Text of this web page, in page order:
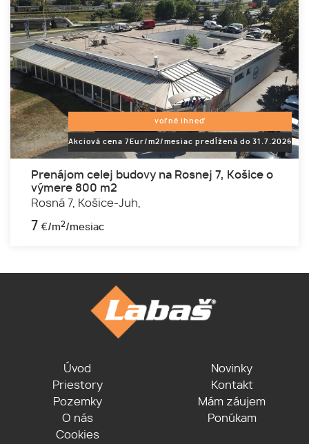
voľné ihneď
Akciová cena 7Eur/m2/mesiac predĺžená do 31.7.2026
Prenájom celej budovy na Rosnej 7, Košice o
výmere 800 m2
Rosná 7, Košice-Juh,
7 €/m2/mesiac
Úvod
Priestory
Pozemky
O nás
Cookies
Novinky
Kontakt
Mám záujem
Ponúkam